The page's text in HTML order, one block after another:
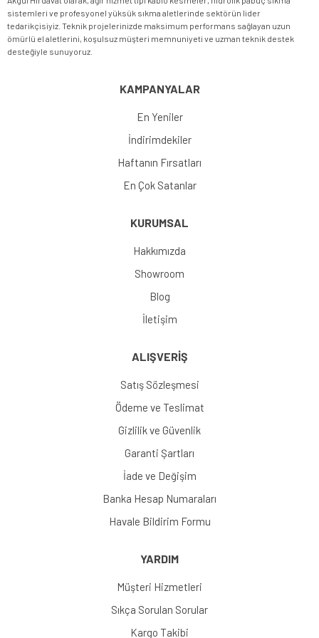
sistemleri ve profesyonel yüksük sıkma aletlerinde sektörün lider
tedarikçisiyiz. Teknik projelerinizde maksimum performans sağlayan uzun
ömürlü el aletlerini, koşulsuz müşteri memnuniyeti ve uzman teknik destek
desteğiyle sunuyoruz.
KAMPANYALAR
En Yeniler
İndirimdekiler
Haftanın Fırsatları
En Çok Satanlar
KURUMSAL
Hakkımızda
Showroom
Blog
İletişim
ALIŞVERİŞ
Satış Sözleşmesi
Ödeme ve Teslimat
Gizlilik ve Güvenlik
Garanti Şartları
İade ve Değişim
Banka Hesap Numaraları
Havale Bildirim Formu
YARDIM
Müşteri Hizmetleri
Sıkça Sorulan Sorular
Kargo Takibi